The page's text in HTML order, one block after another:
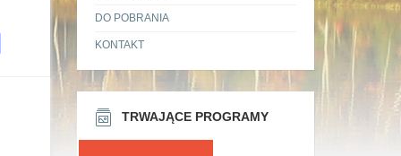
DO POBRANIA
KONTAKT
TRWAJĄCE PROGRAMY